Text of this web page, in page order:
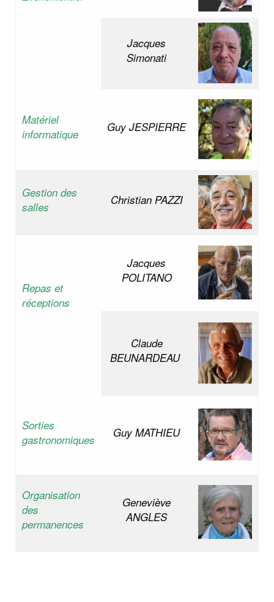
Jacques
Simonati
Matériel
informatique
Guy JESPIERRE
Gestion des
salles
Christian PAZZI
Repas et
réceptions
Jacques
POLITANO
Claude
BEUNARDEAU
Sorties
gastronomiques
Guy MATHIEU
Organisation
des
permanences
Geneviève
ANGLES